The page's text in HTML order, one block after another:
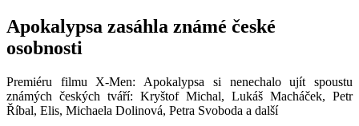
Apokalypsa zasáhla známé české
osobnosti
Premiéru filmu X-Men: Apokalypsa si nenechalo ujít spoustu
známých českých tváří: Kryštof Michal, Lukáš Macháček, Petr
Říbal, Elis, Michaela Dolinová, Petra Svoboda a další